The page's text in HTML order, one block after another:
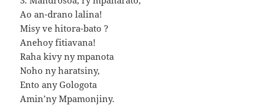
Ao an-drano lalina!
Misy ve hitora-bato ?
Anehoy fitiavana!
Raha kivy ny mpanota
Noho ny haratsiny,
Ento any Gologota
Amin’ny Mpamonjiny.